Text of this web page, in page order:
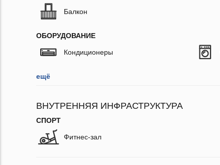
Балкон
ОБОРУДОВАНИЕ
Кондиционеры
ещё
ВНУТРЕННЯЯ ИНФРАСТРУКТУРА
СПОРТ
Фитнес-зал